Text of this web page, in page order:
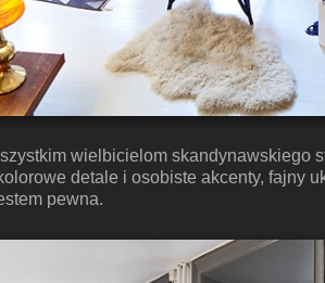
wielbicielom skandynawskiego
detale i osobiste akcenty, fajny
pewna.